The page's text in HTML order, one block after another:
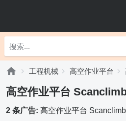
工程机械 高空作业平台
高空作业平台
2 条广告: 高空作业平台